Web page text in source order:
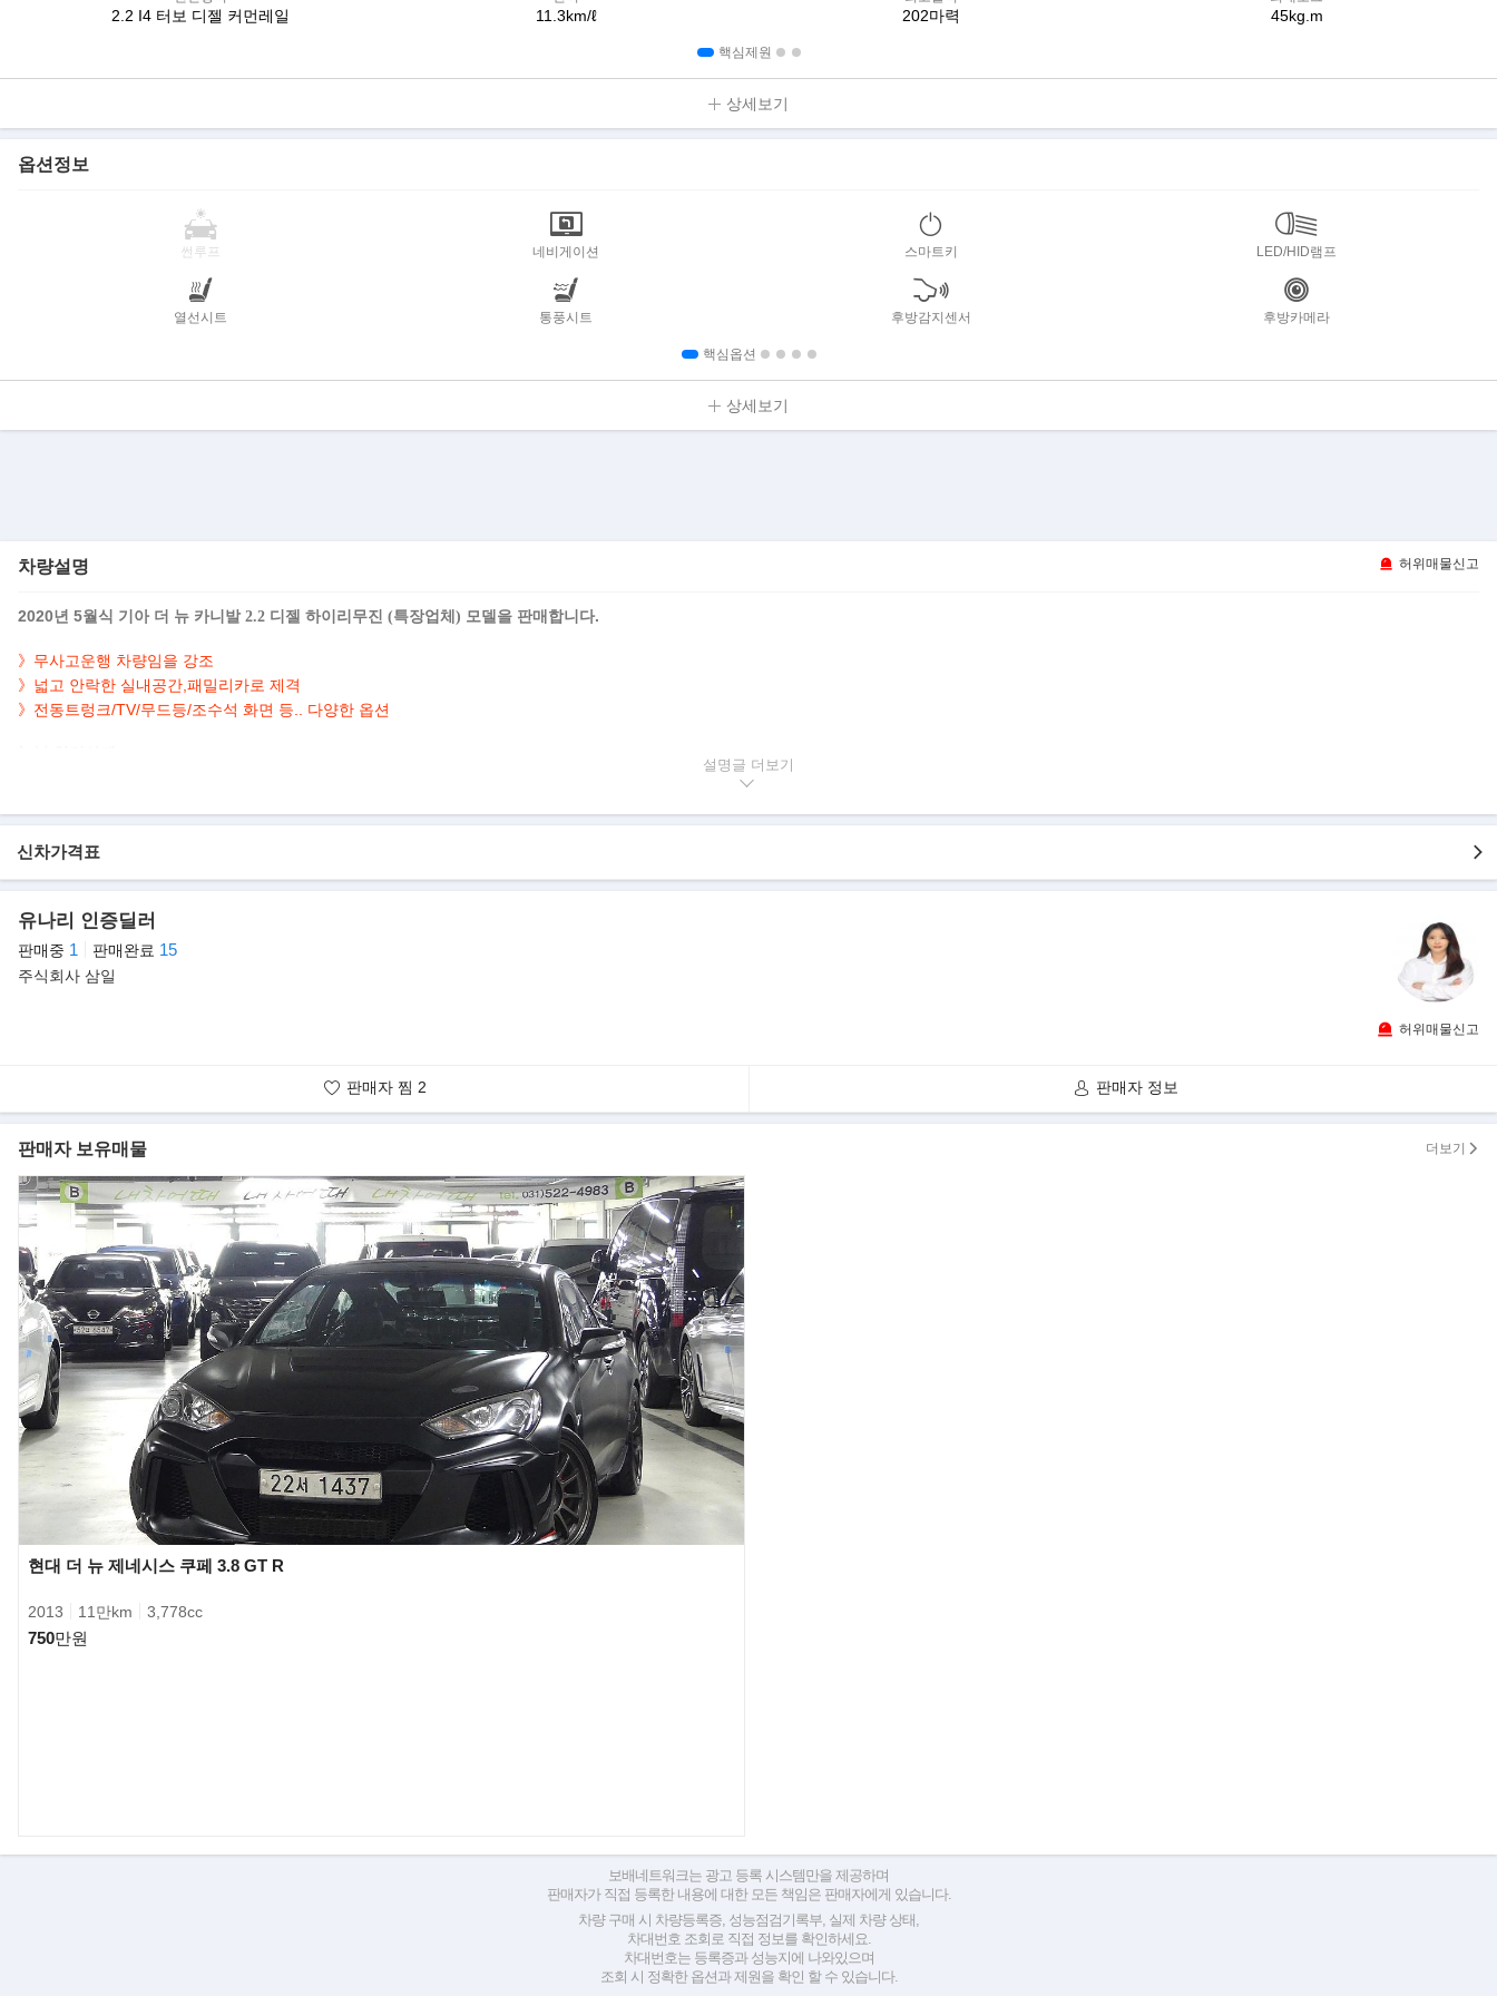
2.2 I4 터보 디젤 커먼레일 11.3km/ℓ 202마력 45kg.m
핵심제원
상세보기
옵션정보
썬루프 네비게이션 스마트키 LED/HID램프
열선시트 통풍시트 후방감지센서 후방카메라
핵심옵션
상세보기
차량설명 허위매물신고
2020년 5월식 기아 더 뉴 카니발 2.2 디젤 하이리무진 (특장업체) 모델을 판매합니다.
》무사고운행 차량임을 강조
》 넓고 안락한 실내공간,패밀리카로 제격
》전동트렁크/TV/무드등/조수석 화면 등.. 다양한 옵션
- 깔끔하게 관리된 실내/외
▶기아차 고급감 높인 미니밴, 페이스리프트 "더 뉴 카니발 하이리무진"
기아자동차는 더 뉴 카니발 하이리무진을 공개했다. 더 뉴 카니발 하이리무진은 내∙외장 디자인 개선,
설명글
신차가격표
유나리 인증딜러
판매중 1 판매완료 15
주식회사 삼일
허위매물신고
판매자 찜 2 판매자 정보
판매자 보유매물 더보기
현대 더 뉴 제네시스 쿠페 3.8 GT R
2013 11만km 3,778cc
750만원
보배네트워크는 광고 등록 시스템만을 제공하며
판매자가 직접 등록한 내용에 대한 모든 책임은 판매자에게 있습니다.
차량 구매 시 차량등록증, 성능점검기록부, 실제 차량 상태,
차대번호 조회로 직접 정보를 확인하세요.
차대번호는 등록증과 성능지에 나와있으며
조회 시 정확한 옵션과 제원을 확인 할 수 있습니다.